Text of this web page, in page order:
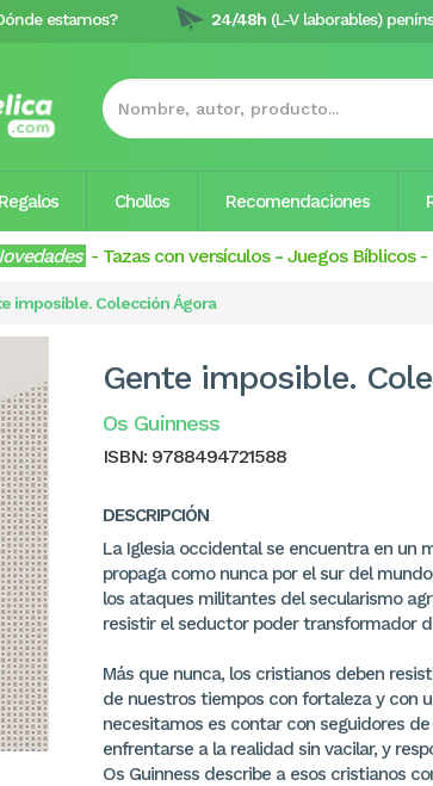
estamos? 24/48h (L-V laborables)
Regalos Chollos Recomendaciones
- Tazas con versículos- Juegos Bíblicos-
imposible. Colección Ágora
Gente imposible.
Os Guinness
ISBN: 9788494721588
DESCRIPCIÓN
La Iglesia occidental se encuentra en un
propaga como nunca por el sur del
los ataques militantes del secularismo
resistir el seductor poder transformador
Más que nunca, los cristianos deben
de nuestros tiempos con fortaleza y con
necesitamos es contar con seguidores
enfrentarse a la realidad sin vacilar, y
Os Guinness describe a esos cristianos